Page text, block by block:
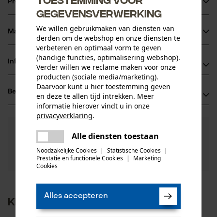
volledig vervangen worden
Betere smering van blad en ketting dankzij de schuine
boring van de smeergaten die verstopping van de toevoer
Dankzij de oliegaatjes in de aandrijfschakel verbeterde
smering bij de punt van het blad
Productinformatie
Productdetails
Leeftijdsgroep
volwassen
Aantal delen
Aantal aandrijfschakels
Artikelgewicht
1840.0 g
Materiaal & onderhoud
Materiaal
Oppervlaktecoating
geolied oppervlak, gelakt oppervlak
Informatie van de fabrikant
Als u vragen of problemen hebt met het product of
gebreken opmerkt, aarzel dan niet om contact met
ons op te nemen per telefoon op 0800 096 69 66 of
per e-mail op info-nl@kox.eu.
Beoordelingen
Filteren op aantal sterren
Nog vragen?
Onze experts staan graag voor u klaar!
Een vraag
stellen
Klanten kochten ook
gegevensverwerking
We willen gebruikmaken van diensten van
derden om de webshop en onze diensten te
verbeteren en optimaal vorm te geven
(handige functies, optimalisering webshop).
Verder willen we reclame maken voor onze
producten (sociale media/marketing).
Daarvoor kunt u hier toestemming geven
en deze te allen tijd intrekken. Meer
informatie hierover vindt u in onze
privacyverklaring.
Alle diensten toestaan
Noodzakelijke Cookies | Statistische Cookies |
Prestatie en functionele Cookies |
Marketing
Cookies
Alles accepteren
Er is een fout opgetreden. Gelieve
het opnieuw te proberen.
delen
mail